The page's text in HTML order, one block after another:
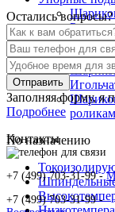
Радиально-
По назначению
Остались
Заполняя форму, я
Подробнее
Контакты
+7 (499) 703-31-99 -
+7 (499) 703-31-99 -